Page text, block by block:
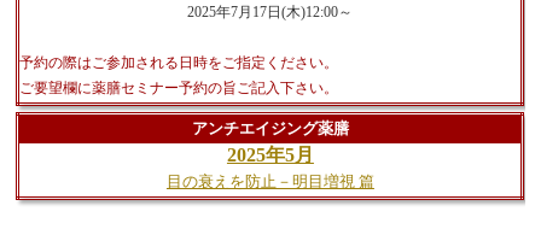
2025年7月17日(木)12:00～
予約の際はご参加される日時をご指定ください。
ご要望欄に薬膳セミナー予約の旨ご記入下さい。
アンチエイジング薬膳
2025年5月
目の衰えを防止－明目増視 篇